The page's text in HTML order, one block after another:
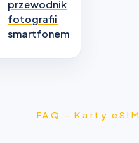
przewodnik
fotografii
smartfonem
FAQ - Karty eSIM